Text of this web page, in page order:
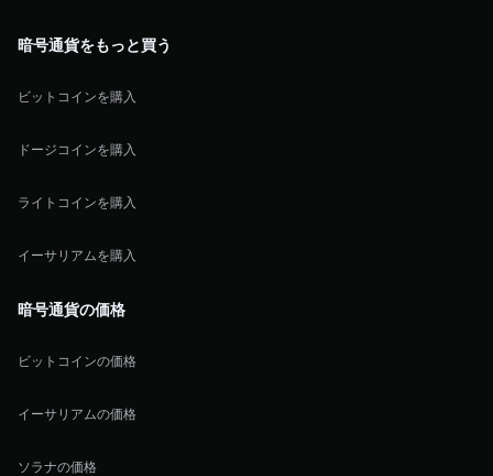
暗号通貨をもっと買う
ビットコインを購入
ドージコインを購入
ライトコインを購入
イーサリアムを購入
暗号通貨の価格
ビットコインの価格
イーサリアムの価格
ソラナの価格